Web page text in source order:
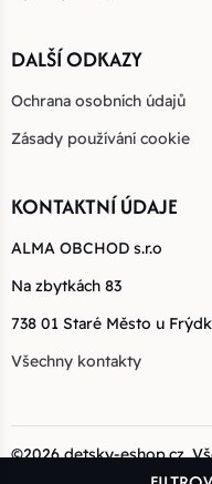
DALŠÍ ODKAZY
Ochrana osobních údajů
Zásady používání cookie
KONTAKTNÍ ÚDAJE
ALMA OBCHOD s.r.o
Na zbytkách 83
738 01 Staré Město u
Všechny kontakty
©2026detsky-eshop.cz.